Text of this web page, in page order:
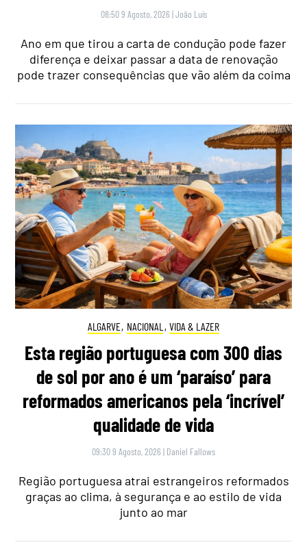
08:50 9 Agosto, 2026 |João Luís
Ano em que tirou a carta de condução pode fazer
diferença e deixar passar a data de renovação
pode trazer consequências que vão além da coima
ALGARVE, NACIONAL , VIDA & LAZER
Esta região portuguesa com 300 dias
de sol por ano é um ‘paraíso’ para
reformados americanos pela ‘incrível’
qualidade de vida
09:30 9 Agosto, 2026 | Daniel Fallows
Região portuguesa atrai estrangeiros reformados
graças ao clima, à segurança e ao estilo de vida
junto ao mar